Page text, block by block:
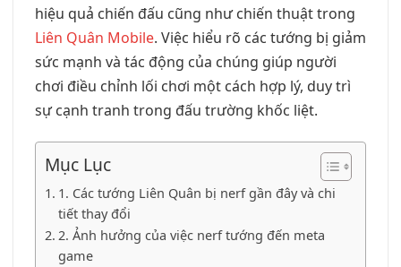
hiệu quả chiến đấu cũng như chiến thuật trong
Liên Quân Mobile. Việc hiểu rõ các tướng bị giảm
sức mạnh và tác động của chúng giúp người
chơi điều chỉnh lối chơi một cách hợp lý, duy trì
sự cạnh tranh trong đấu trường khốc liệt.
Mục Lục
1. Các tướng Liên Quân bị nerf gần đây và chi
tiết thay đổi
2. Ảnh hưởng của việc nerf tướng đến meta
game